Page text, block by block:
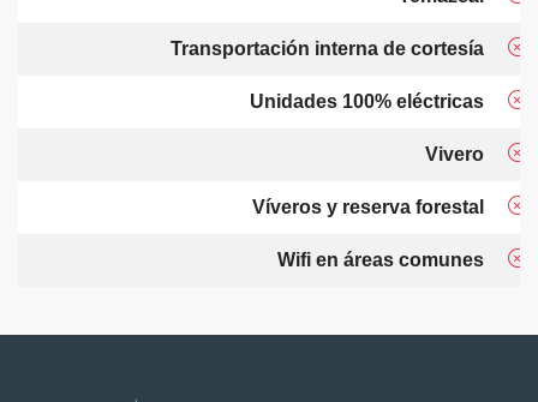
Transportación interna de cortesía
Unidades 100% eléctricas
Vivero
Víveros y reserva forestal
Wifi en áreas comunes